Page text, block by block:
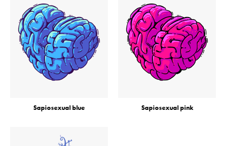
Sapiosexual blue Sapiosexual pink